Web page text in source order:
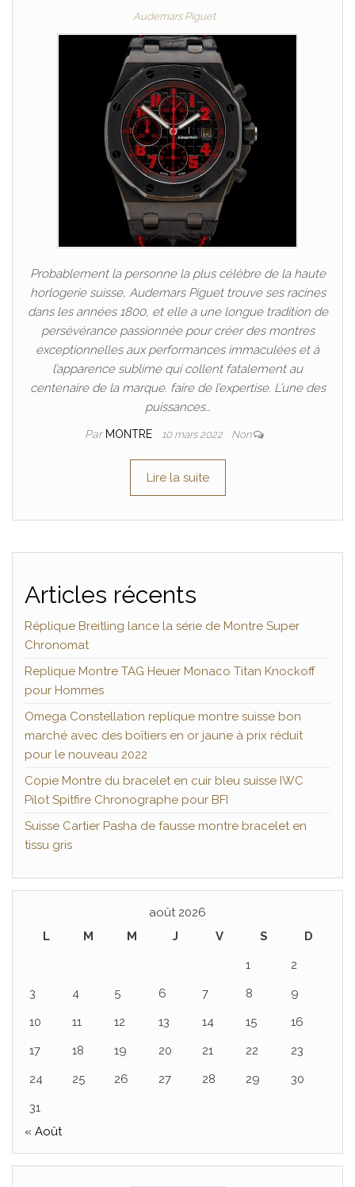
Audemars Piguet
Probablement la personne la plus célèbre de la haute
horlogerie suisse, Audemars Piguet trouve ses racines
dans les années 1800, et elle a une longue tradition de
persévérance passionnée pour créer des montres
exceptionnelles aux performances immaculées et à
l’apparence sublime qui collent fatalement au
centenaire de la marque. faire de l’expertise. L’une des
puissances…
Par MONTRE 10 mars 2022 Non
Lire la suite
Articles récents
Réplique Breitling lance la série de Montre Super
Chronomat
Replique Montre TAG Heuer Monaco Titan Knockoff
pour Hommes
Omega Constellation replique montre suisse bon
marché avec des boîtiers en or jaune à prix réduit
pour le nouveau 2022
Copie Montre du bracelet en cuir bleu suisse IWC
Pilot Spitfire Chronographe pour BFI
Suisse Cartier Pasha de fausse montre bracelet en
tissu gris
août 2026
L
M M J V S
D
1
2
3
4 5 6 7 8
9
10
11 12 13 14 15
16
17
18 19 20 21 22
23
24
25 26 27 28 29
30
31
« Août